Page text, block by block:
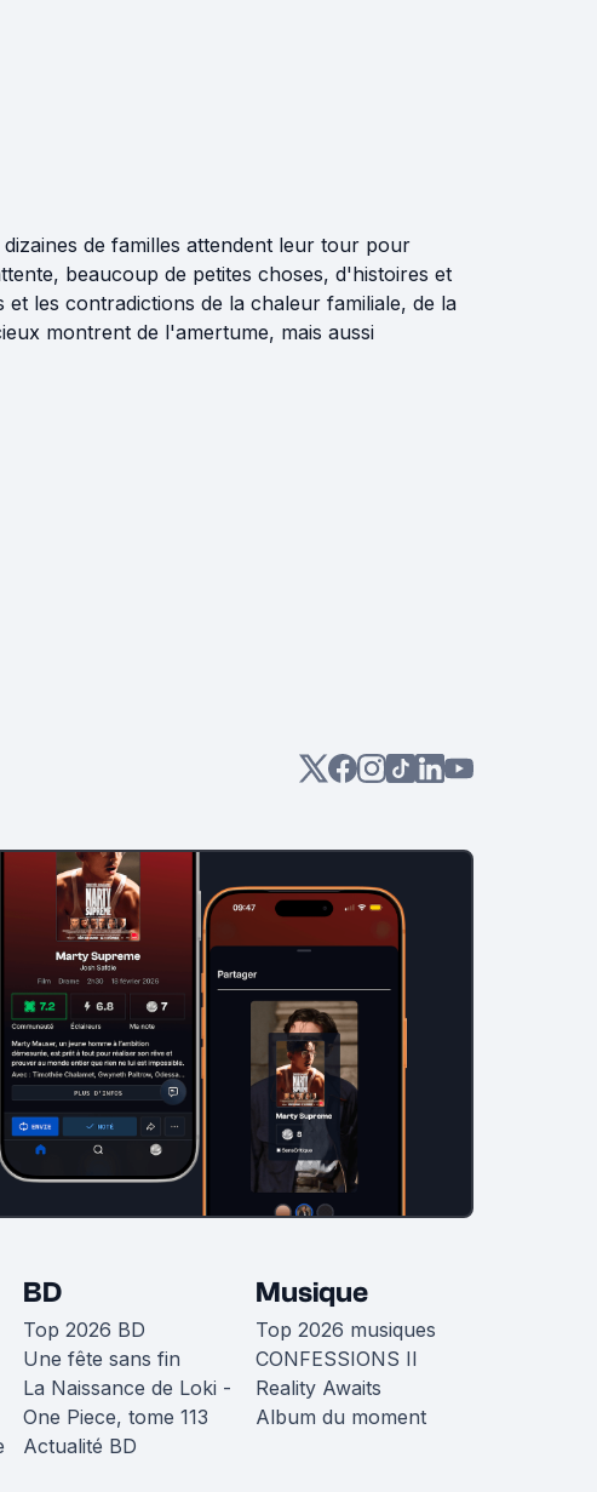
de familles attendent leur tour pour
beaucoup de petites choses, d'histoires et
les contradictions de la chaleur familiale, de la
montrent de l'amertume, mais aussi
BD
Top 2026 BD
Une fête sans fin
La Naissance de Loki -
One Piece, tome 113
Actualité BD
Musique
Top 2026 musiques
CONFESSIONS II
Reality Awaits
Album du moment